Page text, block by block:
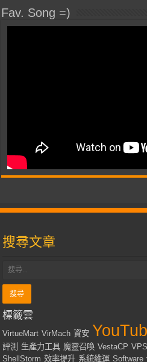
Fav. Song =)
搜尋文章
標籤雲
VirtueMart VirMach 資安
評測 生產力工具 魔靈召喚 VestaCP VPS
ShellStorm 效率提升 系統維運 Software